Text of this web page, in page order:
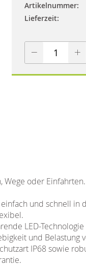
Artikelnummer
Lieferzeit
Wege oder
und schnell in
LED-
und Belastung
IP68 sowie